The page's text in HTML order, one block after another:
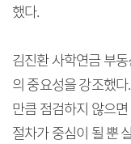
했다.
김진환 사학연금 부
의 중요성을 강조했
만큼 점검하지 않으
절차가 중심이 될 뿐